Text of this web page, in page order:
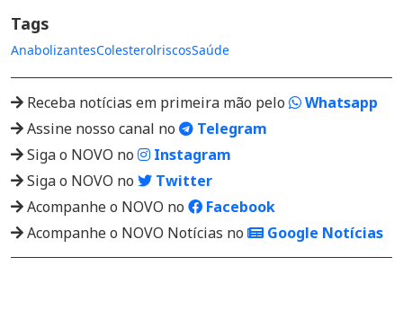
Tags
AnabolizantesColesterolriscosSaúde
Receba notícias em primeira mão pelo
Whatsapp
Assine nosso canal no
Telegram
Siga o NOVO no
Instagram
Siga o NOVO no
Twitter
Acompanhe o NOVO no
Facebook
Acompanhe o NOVO Notícias no
Google Notícias